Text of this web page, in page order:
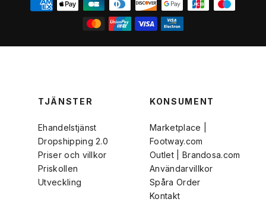
TJÄNSTER
Ehandelstjänst
Dropshipping 2.0
Priser och villkor
Priskollen
Utveckling
KONSUMENT
Marketplace |
Footway.com
Outlet | Brandosa.com
Användarvillkor
Spåra Order
Kontakt